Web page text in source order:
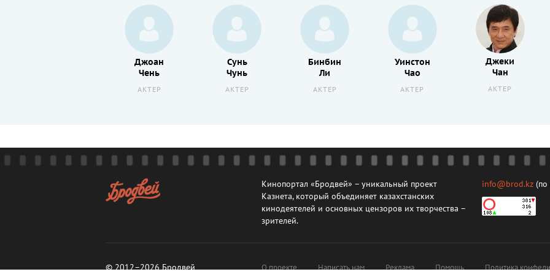
Джоан
Чень
АКТЕР
Сунь
Чунь
АКТЕР
Бинбин
Ли
АКТЕР
Уинстон
Чао
АКТЕР
Джеки
Чан
АКТЕР
Кинопортал «Бродвей» – уникальный проект
Казнета, который объединяет казахстанских
кинодеятелей и основных цензоров их творчества –
зрителей.
info@brod.kz (по
© 2012–2026 Бродвей О проекте Написать нам Реклама Помощь Политика